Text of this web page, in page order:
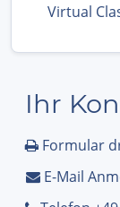
Virtual
Ihr
Formular
E-Mail